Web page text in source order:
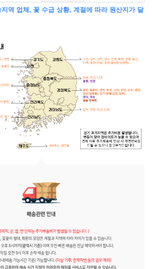
역 업체, 꽃 수급 상황, 계절에 따라 원산지가 달